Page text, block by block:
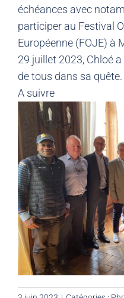
échéances avec
participer au Festival
Européenne (FOJE) à
29 juillet 2023, Chloé
de tous dans sa quête.
A suivre